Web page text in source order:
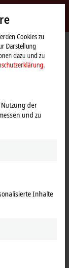
und passen die
Inhalt von
unsere
Cookies zu
Darstellung
dazu und zu
der
und zu
Inhalte